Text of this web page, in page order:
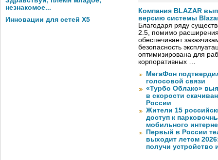
незнакомое...
Инновации для сетей X5
Компания BLAZAR
версию системы
Благодаря ряду
2.5, помимо
обеспечивает
безопасность
оптимизирована для
корпоративных …
МегаФон
голосовой связи
«Турбо Облако»
в скорости
России
Жители 15
доступ к
мобильного
Первый в России
выходит летом
получи устройство